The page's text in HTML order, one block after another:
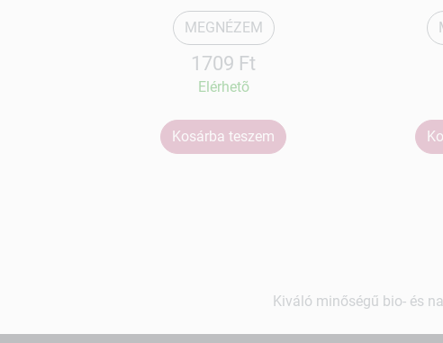
MEGNÉZEM
1709 Ft
Elérhetõ
Kosárba teszem
Kiváló minőségű bio- és